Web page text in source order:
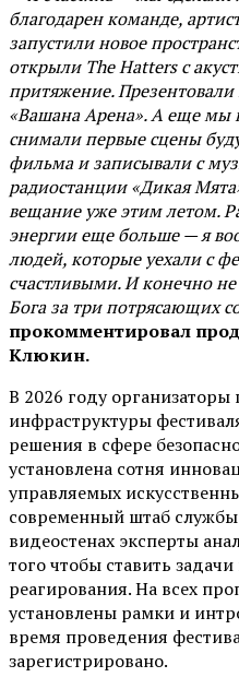
благодарен команде,
запустили новое
открыли The Hatters с
притяжение.
«Вашана Арена». А еще мы
снимали первые сцены
фильма и записывали с
радиостанции «Дикая
вещание уже этим летом.
энергии еще больше — я
людей, которые уехали с
счастливыми. И конечно
Бога за три потрясающих
прокомментировал
Клюкин.
В 2026 году
инфраструктуры
решения в сфере
установлена сотня
управляемых
современный штаб службы
видеостенах эксперты
того чтобы ставить
реагирования. На всех
установлены рамки и
время проведения
зарегистрировано.